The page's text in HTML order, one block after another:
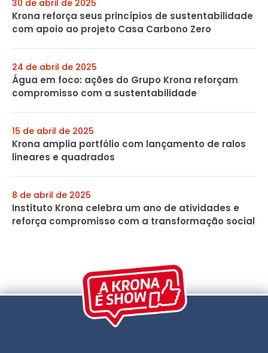
30 de abril de 2025
Krona reforça seus princípios de sustentabilidade
com apoio ao projeto Casa Carbono Zero
24 de abril de 2025
Água em foco: ações do Grupo Krona reforçam
compromisso com a sustentabilidade
15 de abril de 2025
Krona amplia portfólio com lançamento de ralos
lineares e quadrados
8 de abril de 2025
Instituto Krona celebra um ano de atividades e
reforça compromisso com a transformação social